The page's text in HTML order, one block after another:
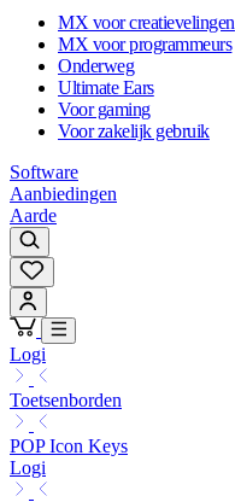
MX voor creatievelingen
MX voor programmeurs
Onderweg
Ultimate Ears
Voor gaming
Voor zakelijk gebruik
Software
Aanbiedingen
Aarde
Logi
Toetsenborden
POP Icon Keys
Logi